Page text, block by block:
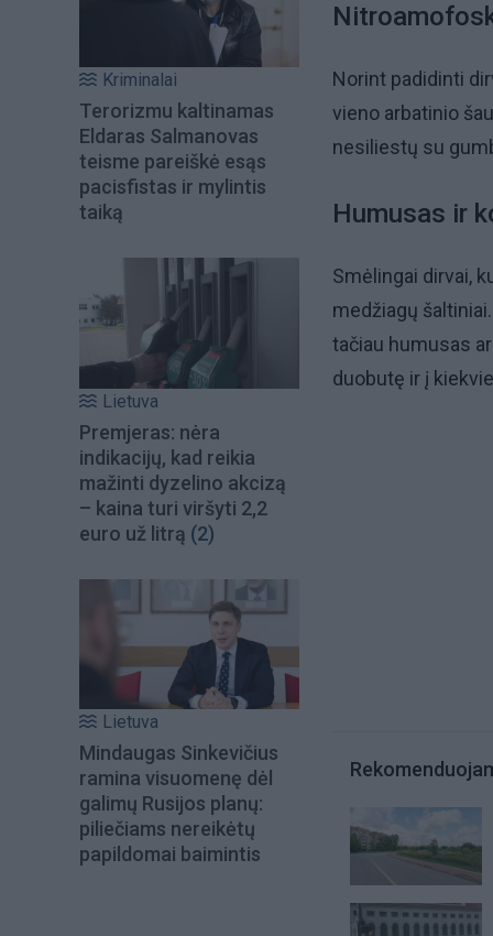
Kriminalai
Terorizmu kaltinamas
Eldaras Salmanovas
teisme pareiškė esąs
pacisfistas ir mylintis
taiką
Lietuva
Premjeras: nėra
indikacijų, kad reikia
mažinti dyzelino akcizą
– kaina turi viršyti 2,2
euro už litrą (2)
Lietuva
Mindaugas Sinkevičius
ramina visuomenę dėl
galimų Rusijos planų:
piliečiams nereikėtų
papildomai baimintis
Norint padidinti
vieno arbatinio
nesiliestų su
Humusas ir
Smėlingai dirvai,
medžiagų
tačiau humusas
duobutę ir į